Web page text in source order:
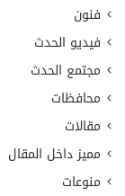
فنون
فيديو الحدث
مجتمع الحدث
محافظات
مقالات
مميز داخل المقال
منوعات